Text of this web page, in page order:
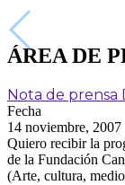
ÁREA DE
Nota de prensa
Fecha
14 noviembre, 2007
Quiero recibir la
de la Fundación
(Arte, cultura,